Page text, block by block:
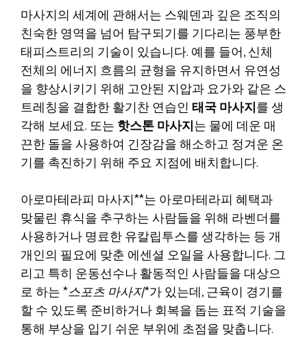
마사지의 세계에 관해서는 스웨덴과 깊은 조직의
친숙한 영역을 넘어 탐구되기를 기다리는 풍부한
태피스트리의 기술이 있습니다. 예를 들어, 신체
전체의 에너지 흐름의 균형을 유지하면서 유연성
을 향상시키기 위해 고안된 지압과 요가와 같은 스
트레칭을 결합한 활기찬 연습인 태국 마사지를 생
각해 보세요. 또는 핫스톤 마사지는 물에 데운 매
끈한 돌을 사용하여 긴장감을 해소하고 정겨운 온
기를 촉진하기 위해 주요 지점에 배치합니다.
아로마테라피 마사지**는 아로마테라피 혜택과
맞물린 휴식을 추구하는 사람들을 위해 라벤더를
사용하거나 명료한 유칼립투스를 생각하는 등 개
개인의 필요에 맞춘 에센셜 오일을 사용합니다. 그
리고 특히 운동선수나 활동적인 사람들을 대상으
로 하는 *스포츠 마사지*가 있는데, 근육이 경기를
할 수 있도록 준비하거나 회복을 돕는 표적 기술을
통해 부상을 입기 쉬운 부위에 초점을 맞춥니다.